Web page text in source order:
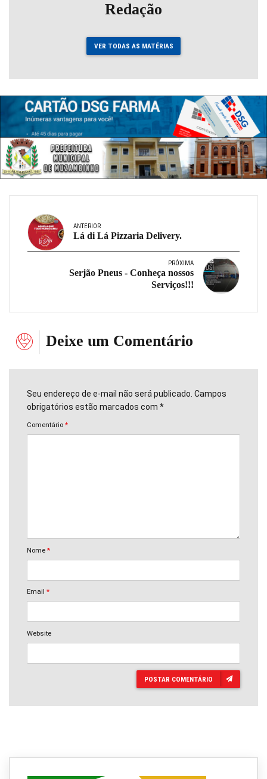
Redação
VER TODAS AS MATÉRIAS
ANTERIOR
Lá di Lá Pizzaria Delivery.
PRÓXIMA
Serjão Pneus - Conheça nossos
Serviços!!!
Deixe um Comentário
Seu endereço de e-mail não será publicado. Campos
obrigatórios estão marcados com *
Comentário *
Nome *
Email *
Website
POSTAR COMENTÁRIO